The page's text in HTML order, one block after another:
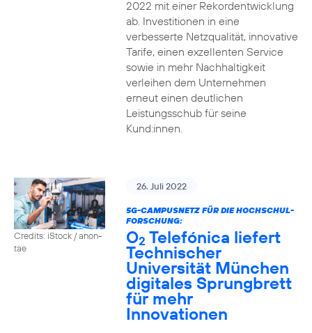
2022 mit einer Rekordentwicklung
ab. Investitionen in eine
verbesserte Netzqualität, innovative
Tarife, einen exzellenten Service
sowie in mehr Nachhaltigkeit
verleihen dem Unternehmen
erneut einen deutlichen
Leistungsschub für seine
Kund:innen.
Credits: iStock / anon-
tae
26. Juli 2022
5G-CAMPUSNETZ FÜR DIE HOCHSCHUL-
FORSCHUNG:
O2 Telefónica liefert
Technischer
Universität München
digitales Sprungbrett
für mehr
Innovationen